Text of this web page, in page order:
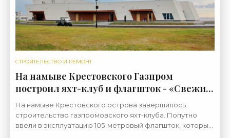
СТРОИТЕЛЬСТВО И РЕМОНТ
На намыве Крестовского Газпром
построил яхт-клуб и флагшток - «Свежие
новости строительства»
На намыве Крестовского острова завершилось
строительство газпромовского яхт-клуба. Попутно
ввели в эксплуатацию 105-метровый флагшток, который